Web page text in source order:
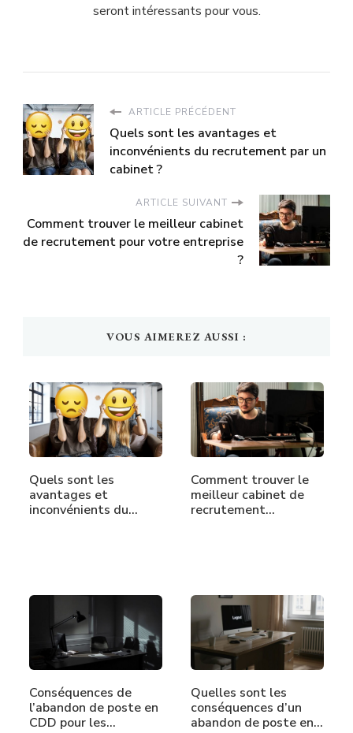
seront intéressants pour vous.
ARTICLE PRÉCÉDENT
Quels sont les avantages et
inconvénients du recrutement par un
cabinet ?
ARTICLE SUIVANT
Comment trouver le meilleur cabinet
de recrutement pour votre entreprise
?
VOUS AIMEREZ AUSSI :
Quels sont les
avantages et
inconvénients du…
Comment trouver le
meilleur cabinet de
recrutement…
Conséquences de
l’abandon de poste en
CDD pour les…
Quelles sont les
conséquences d’un
abandon de poste en